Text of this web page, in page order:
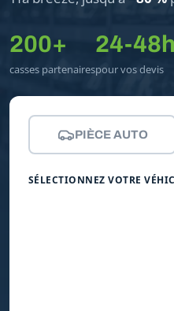
200+
casses partenaires
24-48h
pour vos devis
PIÈCE AUTO
SÉLECTIONNEZ VOTRE